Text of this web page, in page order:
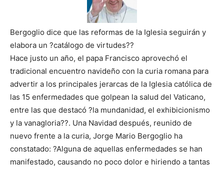
Bergoglio dice que las reformas de la Iglesia seguirán y
elabora un ?catálogo de virtudes??
Hace justo un año, el papa Francisco aprovechó el
tradicional encuentro navideño con la curia romana para
advertir a los principales jerarcas de la Iglesia católica de
las 15 enfermedades que golpean la salud del Vaticano,
entre las que destacó ?la mundanidad, el exhibicionismo
y la vanagloria??. Una Navidad después, reunido de
nuevo frente a la curia, Jorge Mario Bergoglio ha
constatado: ?Alguna de aquellas enfermedades se han
manifestado, causando no poco dolor e hiriendo a tantas